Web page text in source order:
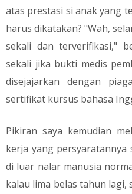
atas prestasi si anak yang
harus dikatakan? "Wah,
sekali dan terverifikasi,"
sekali jika bukti medis
disejajarkan dengan
sertifikat kursus bahasa
​Pikiran saya kemudian
kerja yang
di luar nalar manusia
kalau lima belas tahun